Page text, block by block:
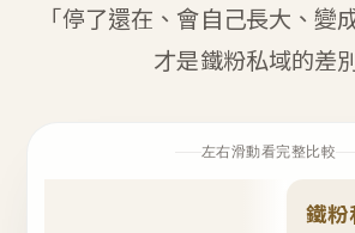
「停了還在、會自己長大、變
才是鐵粉私域的差
左右滑動看完整比較
鐵粉